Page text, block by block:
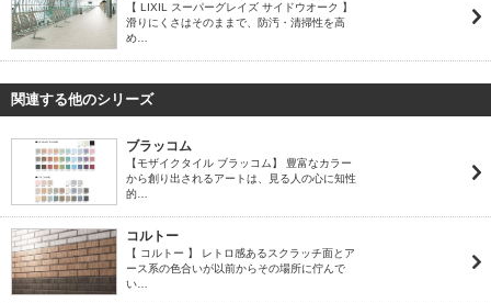
【 LIXIL スーパーグレイズ サイドウオーク 】
滑りにくさはそのままで、防汚・清掃性を高
め…
関連する他のシリーズ
ブラッコム
【モザイクタイル ブラッコム】 豊富なカラー
から創り出されるアートは、見る人の心に知性
的…
コルトー
【 コルトー 】 レトロ感あるスクラッチ面とア
ース系の色合いが以前からその場所に佇んで
い…